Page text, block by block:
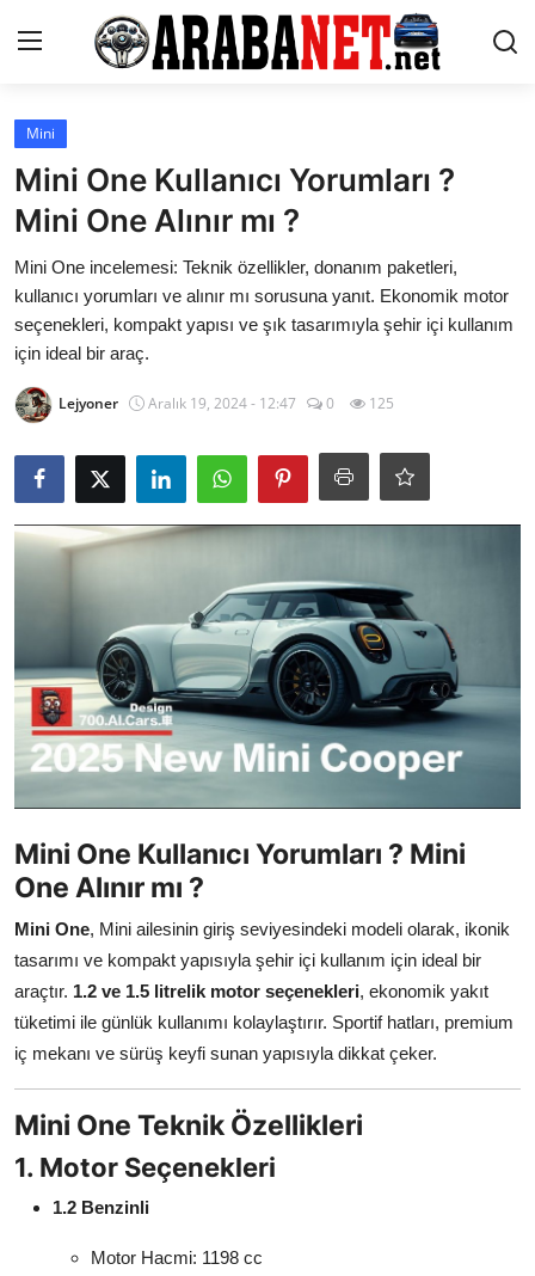
Giriş yapmak
Anasayfa
Araba Markaları
Paketler
Karşılaştırmalar
Kronik Sorunlar
Muayene & Emisyon
Trafik Cezaları & Mevzuat
Ehliyet & Ruhsat İşlemleri
Sigorta & Kasko
Mini
Mini One Kullanıcı Yorumları ?
Mini One Alınır mı ?
Mini One incelemesi: Teknik özellikler, donanım paketleri,
kullanıcı yorumları ve alınır mı sorusuna yanıt. Ekonomik motor
seçenekleri, kompakt yapısı ve şık tasarımıyla şehir içi kullanım
için ideal bir araç.
Lejyoner Aralık 19, 2024 - 12:47 0 125
Mini One Kullanıcı Yorumları ? Mini
One Alınır mı ?
Mini One, Mini ailesinin giriş seviyesindeki modeli olarak, ikonik
tasarımı ve kompakt yapısıyla şehir içi kullanım için ideal bir
araçtır. 1.2 ve 1.5 litrelik motor seçenekleri, ekonomik yakıt
tüketimi ile günlük kullanımı kolaylaştırır. Sportif hatları, premium
iç mekanı ve sürüş keyfi sunan yapısıyla dikkat çeker.
Mini One Teknik Özellikleri
1. Motor Seçenekleri
1.2 Benzinli
Motor Hacmi: 1198 cc